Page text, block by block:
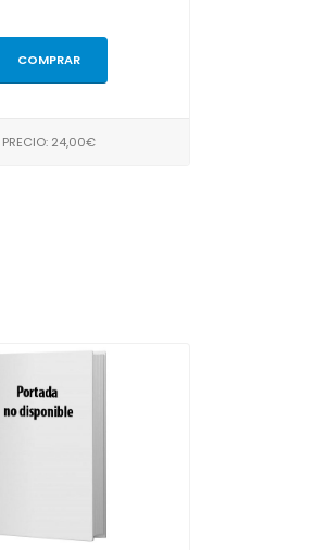
COMPRAR
PRECIO: 24,00€